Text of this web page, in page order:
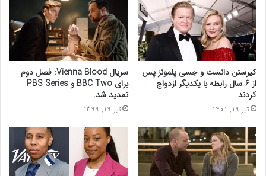
کیرستن دانست و جسی پلمونز پس
از 6 سال رابطه با یکدیگر ازدواج
کردند
تیر 19, 1401
سریال Vienna Blood: فصل دوم
برای BBC Two و PBS Series
تمدید شد.
تیر 19, 1399